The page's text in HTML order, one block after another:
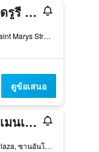
โรงแรมดรูรี พลาซา ซานอันโตนิโอริ ริเวอร์วอล์ก
105 South Saint Marys Street, ซานอันโตนิโอ, TX, สหรัฐอเมริกา
ดูข้อเสนอ
โรงแรมเมนเกอร์
204 Alamo Plaza, ซานอันโตนิโอ, TX, สหรัฐอเมริกา